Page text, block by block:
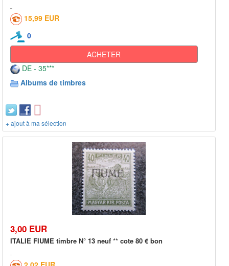
15,99 EUR
0
ACHETER
DE - 35***
Albums de timbres
+ ajout à ma sélection
3,00 EUR
ITALIE FIUME timbre N° 13 neuf ** cote 80 € bon